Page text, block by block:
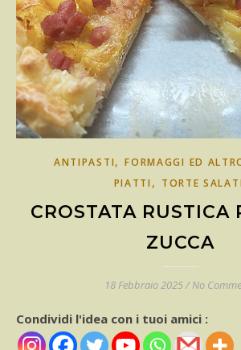
ANTIPASTI,FORMAGGI ED
PIATTI, TORTE
CROSTATA RUSTICA
ZUCCA
18 Febbraio 2025/ No
Condividi l'idea con i tuoi amici :